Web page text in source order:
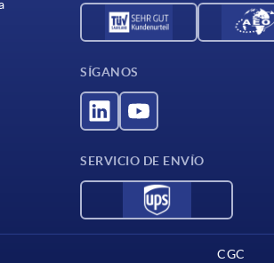
SÍGANOS
SERVICIO DE ENVÍO
CGC